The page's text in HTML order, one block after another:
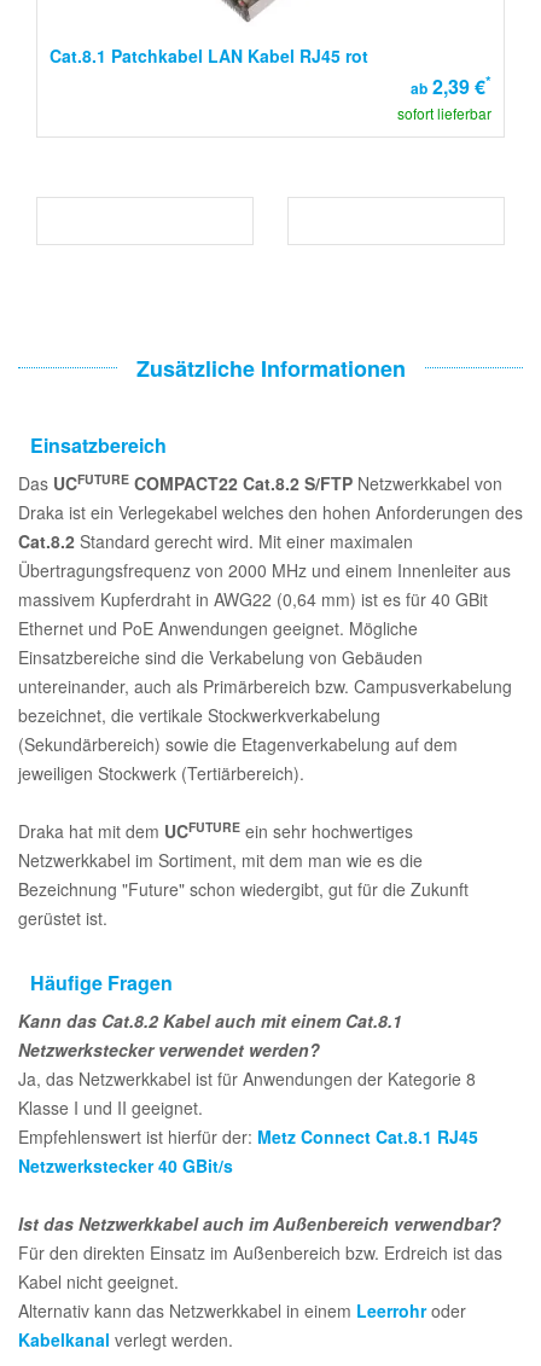
Cat.8.1 Patchkabel LAN Kabel RJ45 rot
ab 2,39 €*
sofort lieferbar
Zusätzliche Informationen
Einsatzbereich
Das UCFUTURE COMPACT22 Cat.8.2 S/FTP Netzwerkkabel von
Draka ist ein Verlegekabel welches den hohen Anforderungen des
Cat.8.2 Standard gerecht wird. Mit einer maximalen
Übertragungsfrequenz von 2000 MHz und einem Innenleiter aus
massivem Kupferdraht in AWG22 (0,64 mm) ist es für 40 GBit
Ethernet und PoE Anwendungen geeignet. Mögliche
Einsatzbereiche sind die Verkabelung von Gebäuden
untereinander, auch als Primärbereich bzw. Campusverkabelung
bezeichnet, die vertikale Stockwerkverkabelung
(Sekundärbereich) sowie die Etagenverkabelung auf dem
jeweiligen Stockwerk (Tertiärbereich).
Draka hat mit dem UCFUTURE ein sehr hochwertiges
Netzwerkkabel im Sortiment, mit dem man wie es die
Bezeichnung "Future" schon wiedergibt, gut für die Zukunft
gerüstet ist.
Häufige Fragen
Kann das Cat.8.2 Kabel auch mit einem Cat.8.1
Netzwerkstecker verwendet werden?
Ja, das Netzwerkkabel ist für Anwendungen der Kategorie 8
Klasse I und II geeignet.
Empfehlenswert ist hierfür der: Metz Connect Cat.8.1 RJ45
Netzwerkstecker 40 GBit/s
Ist das Netzwerkkabel auch im Außenbereich verwendbar?
Für den direkten Einsatz im Außenbereich bzw. Erdreich ist das
Kabel nicht geeignet.
Alternativ kann das Netzwerkkabel in einem Leerrohroder
Kabelkanal verlegt werden.